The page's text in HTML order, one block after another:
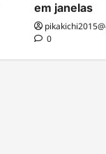
em janelas
0